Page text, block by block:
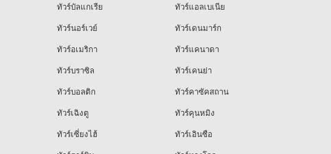
ทัวร์บัลแกเรีย
ทัวร์แอลเบเนีย
ทัวร์นอร์เวย์
ทัวร์เดนมาร์ก
ทัวร์อเมริกา
ทัวร์แคนาดา
ทัวร์บราซิล
ทัวร์เคนย่า
ทัวร์บอลติก
ทัวร์คาซัคสถาน
ทัวร์เฉิงตู
ทัวร์คุนหมิง
ทัวร์เซี่ยงไฮ้
ทัวร์เอินซือ